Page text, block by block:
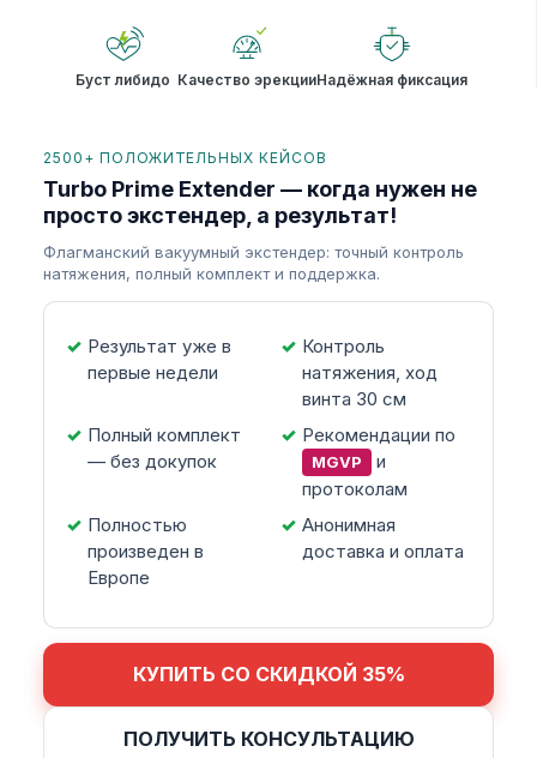
Буст либидо Качество эрекцииНадёжная фиксация
2500+ ПОЛОЖИТЕЛЬНЫХ КЕЙСОВ
Turbo Prime Extender — когда нужен не
просто экстендер, а результат!
Флагманский вакуумный экстендер: точный контроль
натяжения, полный комплект и поддержка.
Результат уже в
первые недели
Контроль
натяжения, ход
винта 30 см
Полный комплект
— без докупок
Рекомендации по
MGVP
и
протоколам
Полностью
произведен в
Европе
Анонимная
доставка и оплата
КУПИТЬ СО СКИДКОЙ 35%
ПОЛУЧИТЬ КОНСУЛЬТАЦИЮ